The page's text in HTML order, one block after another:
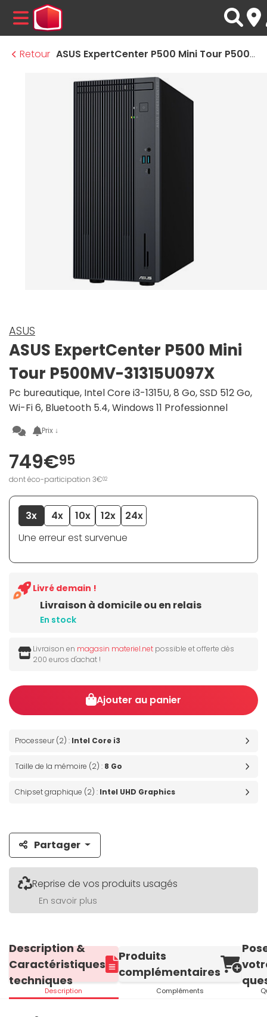
MENU
Retour
ASUS ExpertCenter P500 Mini Tour P500MV-31315U097X
ASUS
ASUS ExpertCenter P500 Mini
Tour P500MV-31315U097X
Pc bureautique, Intel Core i3-1315U, 8 Go, SSD 512 Go,
Wi-Fi 6, Bluetooth 5.4, Windows 11 Professionnel
Prix ↓
749€95
dont éco-participation 3€02
3x 4x 10x 12x
24x
Une erreur est survenue
Livraison à domicile ou en relais
En stock
Livré demain !
Livraison en magasin materiel.net possible et offerte dès
200 euros d'achat !
Ajouter au panier
Processeur (2) : Intel Core i3
Taille de la mémoire (2) : 8 Go
Chipset graphique (2) : Intel UHD Graphics
Partager
Reprise de vos produits usagés
En savoir plus
Description &
Caractéristiques
techniques
Description
Produits
complémentaires
Compléments